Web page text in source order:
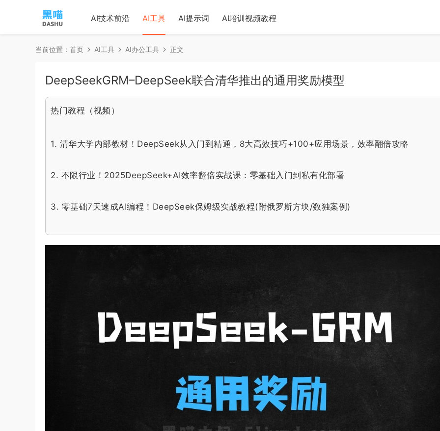
AI技术前沿 AI工具 AI提示词 AI培训视频教程
当前位置： 首页 AI工具 AI办公工具 正文
DeepSeekGRM–DeepSeek联合清华推出的通用奖励模型
热门教程（视频）
1. 清华大学内部教材！DeepSeek从入门到精通，8大高效技巧+100+应用场景，效率翻倍攻略
2. 不限行业！2025DeepSeek+AI效率翻倍实战课：零基础入门到私有化部署
3. 零基础7天速成AI编程！DeepSeek保姆级实战教程(附俄罗斯方块/数独案例)